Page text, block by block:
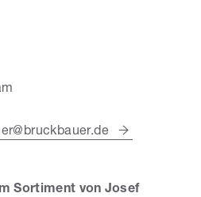
Sortiment von Josef